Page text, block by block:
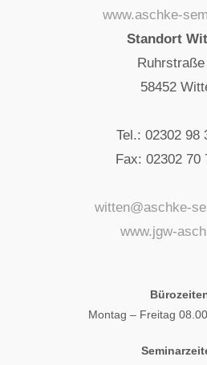
www.aschke-
Standort
58452
Tel.: 02302 98
Fax: 02302 70
witten@aschke-
www.jgw-
Montag – Freitag